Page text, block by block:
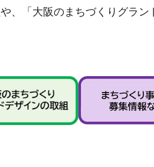
、「大阪のまちづくりグラ